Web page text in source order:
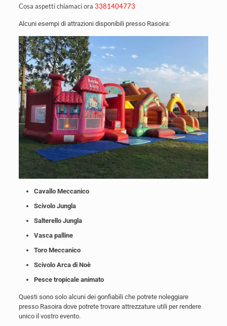
Cosa aspetti chiamaci ora 3381404773
Alcuni esempi di attrazioni disponibili presso Rasoira:
Cavallo Meccanico
Scivolo Jungla
Salterello Jungla
Vasca palline
Toro Meccanico
Scivolo Arca di Noè
Pesce tropicale animato
Questi sono solo alcuni dei gonfiabili che potrete noleggiare
presso Rasoira dove potrete trovare attrezzature utili per rendere
unico il vostro evento.